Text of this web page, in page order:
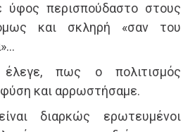
ύφος περισπούδαστο στους
και σκληρή «σαν του
πως ο πολιτισμός
και αρρωστήσαμε.
διαρκώς ερωτευμένοι